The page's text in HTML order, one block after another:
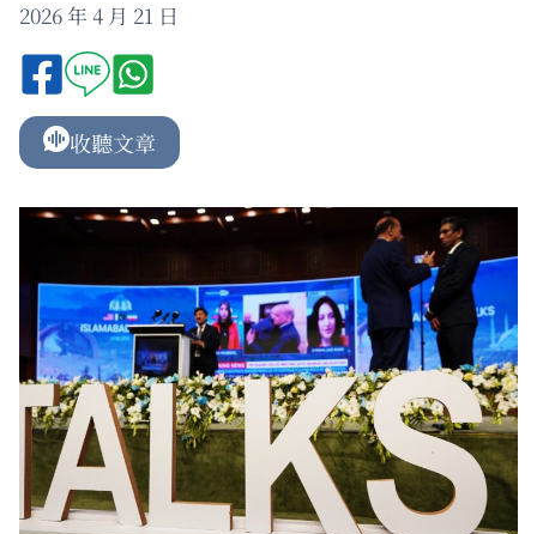
2026 年 4 月 21 日
收聽文章